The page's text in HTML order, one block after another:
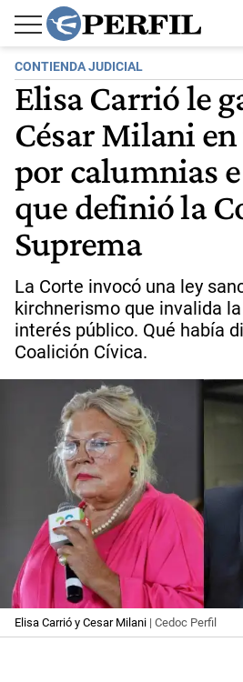
CONTIENDA JUDICIAL
Elisa Carrió le
César Milani
por calumnias
que definió la
Suprema
La Corte invocó una ley
kirchnerismo que invalida
interés público. Qué había
Coalición Cívica.
Elisa Carrió y Cesar Milani | Cedoc Perfil